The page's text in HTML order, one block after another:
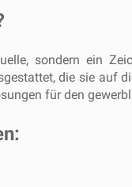
sondern ein
die sie auf
für den